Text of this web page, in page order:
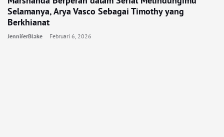
Selamanya, Arya Vasco Sebagai Timothy yang
Berkhianat
JenniferBlake Februari 6, 2026